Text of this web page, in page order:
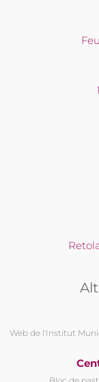
Web de l'Institut